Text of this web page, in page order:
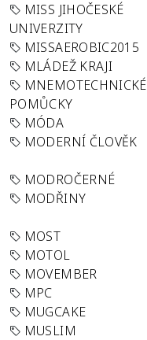
MISS JIHOČESKÉ
UNIVERZITY
MISSAEROBIC2015
MLÁDEŽ KRAJI
MNEMOTECHNICKÉ
POMŮCKY
MÓDA
MODERNÍ ČLOVĚK
MODROČERNÉ
MODŘINY
MOST
MOTOL
MOVEMBER
MPC
MUGCAKE
MUSLIM